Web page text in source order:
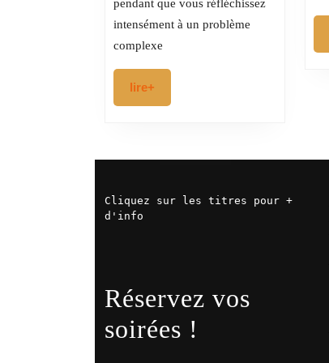
quand
vos
font
des
pendant que vous réfléchissez
intensément à un problème
complexe
lire+
Cliquez sur les titres pour +
d'info
Réservez vos
soirées !